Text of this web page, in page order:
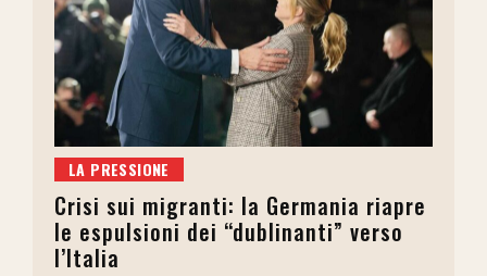
LA PRESSIONE
Crisi sui migranti: la Germania riapre
le espulsioni dei “dublinanti” verso
l’Italia